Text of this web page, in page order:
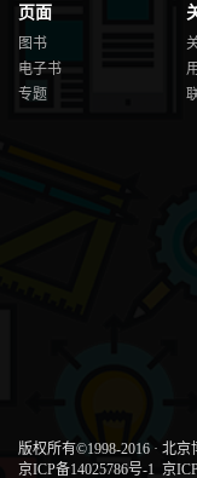
页面
图书
电子书
专题
版权所有©1998-2016 · 北京
京ICP备14025786号-1 京